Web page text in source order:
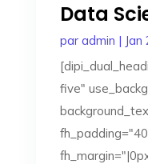
Data
par admin | Jan
five"